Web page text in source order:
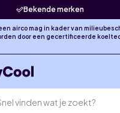
Bekende merken
airco mag in kader van
door een gecertificeerde